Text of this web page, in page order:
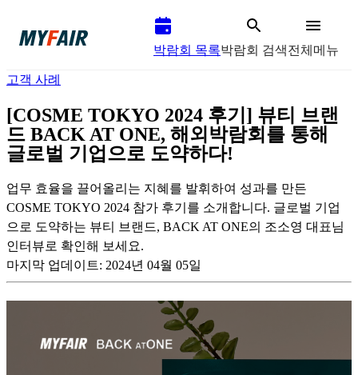
박람회 목록박람회 검색전체메뉴
고객 사례
[COSME TOKYO 2024 후기] 뷰티 브랜
드 BACK AT ONE, 해외박람회를 통해
글로벌 기업으로 도약하다!
업무 효율을 끌어올리는 지혜를 발휘하여 성과를 만든
COSME TOKYO 2024 참가 후기를 소개합니다. 글로벌 기업
으로 도약하는 뷰티 브랜드, BACK AT ONE의 조소영 대표님
인터뷰로 확인해 보세요.
마지막 업데이트: 2024년 04월 05일